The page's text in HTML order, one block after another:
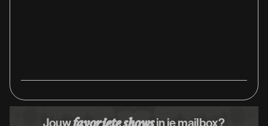
Jouwfavoriete showsin je mailbox?